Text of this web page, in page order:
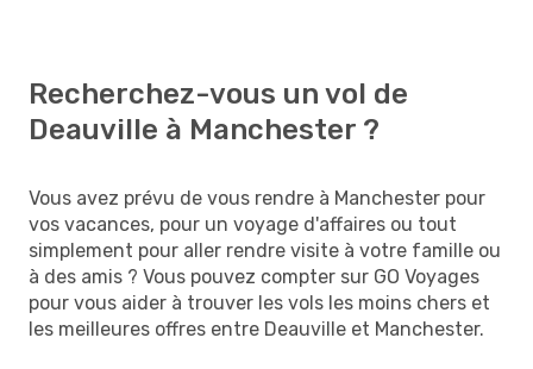
Recherchez-vous un vol de
Deauville à Manchester ?
Vous avez prévu de vous rendre à Manchester pour
vos vacances, pour un voyage d'affaires ou tout
simplement pour aller rendre visite à votre famille ou
à des amis ? Vous pouvez compter sur GO Voyages
pour vous aider à trouver les vols les moins chers et
les meilleures offres entre Deauville et Manchester.